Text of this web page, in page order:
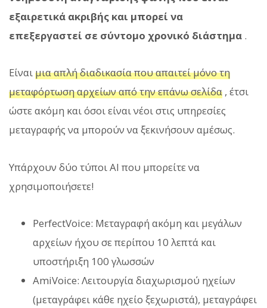
εξαιρετικά ακριβής και μπορεί να
επεξεργαστεί σε σύντομο χρονικό διάστημα .
Είναιμια απλή διαδικασία που απαιτεί μόνο τη
μεταφόρτωση αρχείων από την επάνω σελίδα , έτσι
ώστε ακόμη και όσοι είναι νέοι στις υπηρεσίες
μεταγραφής να μπορούν να ξεκινήσουν αμέσως.
Υπάρχουν δύο τύποι AI που μπορείτε να
χρησιμοποιήσετε!
PerfectVoice: Μεταγραφή ακόμη και μεγάλων
αρχείων ήχου σε περίπου 10 λεπτά και
υποστήριξη 100 γλωσσών
AmiVoice: Λειτουργία διαχωρισμού ηχείων
(μεταγράφει κάθε ηχείο ξεχωριστά), μεταγράφει